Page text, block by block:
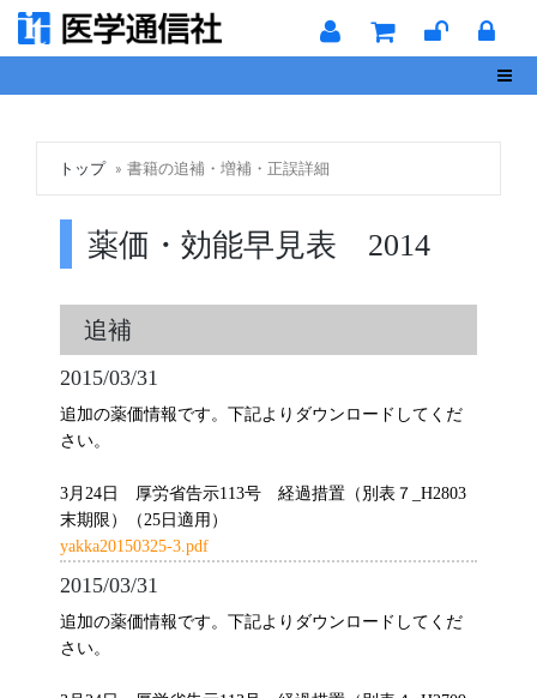
トップ 書籍の追補・増補・正誤詳細
薬価・効能早見表 2014
追補
2015/03/31
追加の薬価情報です。下記よりダウンロードしてくだ
さい。
3月24日 厚労省告示113号 経過措置（別表７_H2803
末期限）（25日適用）
yakka20150325-3.pdf
2015/03/31
追加の薬価情報です。下記よりダウンロードしてくだ
さい。